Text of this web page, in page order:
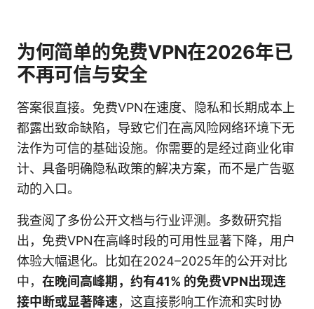
为何简单的免费VPN在2026年已
不再可信与安全
答案很直接。免费VPN在速度、隐私和长期成本上
都露出致命缺陷，导致它们在高风险网络环境下无
法作为可信的基础设施。你需要的是经过商业化审
计、具备明确隐私政策的解决方案，而不是广告驱
动的入口。
我查阅了多份公开文档与行业评测。多数研究指
出，免费VPN在高峰时段的可用性显著下降，用户
体验大幅退化。比如在2024–2025年的公开对比
中， 在晚间高峰期，约有41% 的免费VPN出现连
接中断或显著降速，这直接影响工作流和实时协